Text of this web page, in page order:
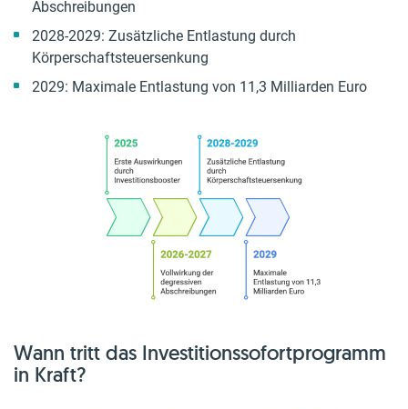
Abschreibungen
2028-2029: Zusätzliche Entlastung durch
Körperschaftsteuersenkung
2029: Maximale Entlastung von 11,3 Milliarden Euro
Wann tritt das Investitionssofortprogramm
in Kraft?